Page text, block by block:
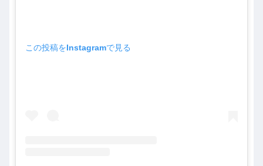
この投稿をInstagramで見る